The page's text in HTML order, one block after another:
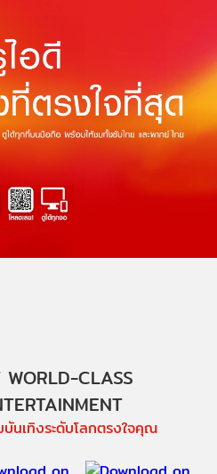
CLASS
นเทิงระดับโลกตรงใจคุณ